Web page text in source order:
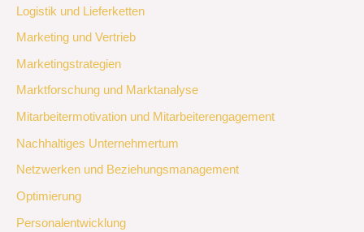
Logistik und Lieferketten
Marketing und Vertrieb
Marketingstrategien
Marktforschung und Marktanalyse
Mitarbeitermotivation und Mitarbeiterengagement
Nachhaltiges Unternehmertum
Netzwerken und Beziehungsmanagement
Optimierung
Personalentwicklung